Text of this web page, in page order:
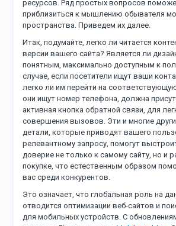
ресурсов. Ряд простых вопросов
приблизиться к мышлению обывателя
пространства. Приведем их далее.
Итак, подумайте, легко ли читается
версии вашего сайта? Является ли
понятным, максимально доступным к
случае, если посетители ищут ваши
легко ли им перейти на
они ищут номер телефона, должна
активная кнопка обратной связи, для
совершения вызовов. Эти и многие
детали, которые приводят вашего
релевантному запросу, помогут
доверие не только к самому сайту, но и
покупке, что естественным образом
вас среди конкурентов.
Это означает, что глобальная роль на
отводится оптимизации веб-сайтов и
для мобильных устройств. С